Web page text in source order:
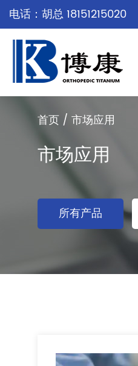
电话：胡总 18151215020
首页 / 市场应用
市场应用
所有产品